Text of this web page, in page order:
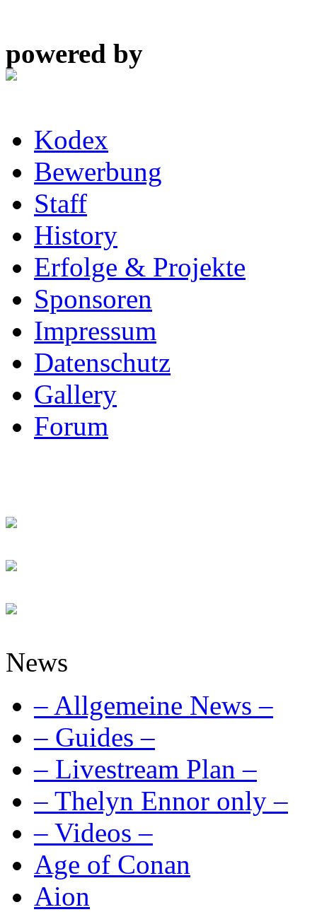
powered by
Kodex
Bewerbung
Staff
History
Erfolge & Projekte
Sponsoren
Impressum
Datenschutz
Gallery
Forum
News
– Allgemeine News –
– Guides –
– Livestream Plan –
– Thelyn Ennor only –
– Videos –
Age of Conan
Aion